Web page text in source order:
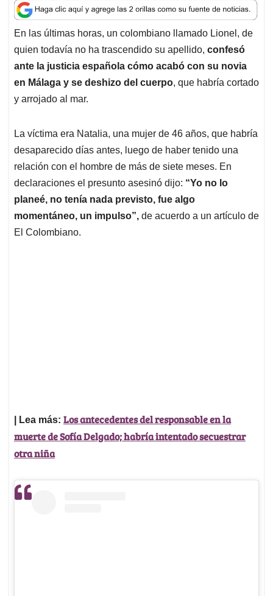
a
t
s
A
p
p
c
e
b
o
o
k
n
k
e
d
I
n
a
i
l
r
e
a
d
s
En las últimas horas, un colombiano llamado Lionel, de
quien todavía no ha trascendido su apellido, confesó
ante la justicia española cómo acabó con su novia
en Málaga y se deshizo del cuerpo, que habría cortado
y arrojado al mar.
La víctima era Natalia, una mujer de 46 años, que habría
desaparecido días antes, luego de haber tenido una
relación con el hombre de más de siete meses. En
declaraciones el presunto asesinó dijo: “Yo no lo
planeé, no tenía nada previsto, fue algo
momentáneo, un impulso”, de acuerdo a un artículo de
El Colombiano.
| Lea más: Los antecedentes del responsable en la
muerte de Sofía Delgado; habría intentado secuestrar
otra niña